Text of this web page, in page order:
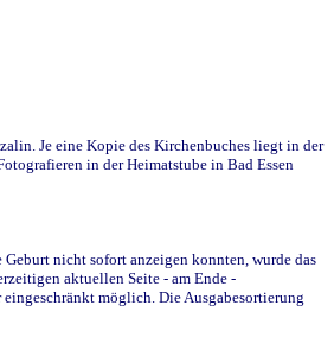
Je eine Kopie des Kirchenbuches liegt in der
in der Heimatstube in Bad Essen
nicht sofort anzeigen konnten, wurde das
aktuellen Seite - am Ende -
möglich. Die Ausgabesortierung